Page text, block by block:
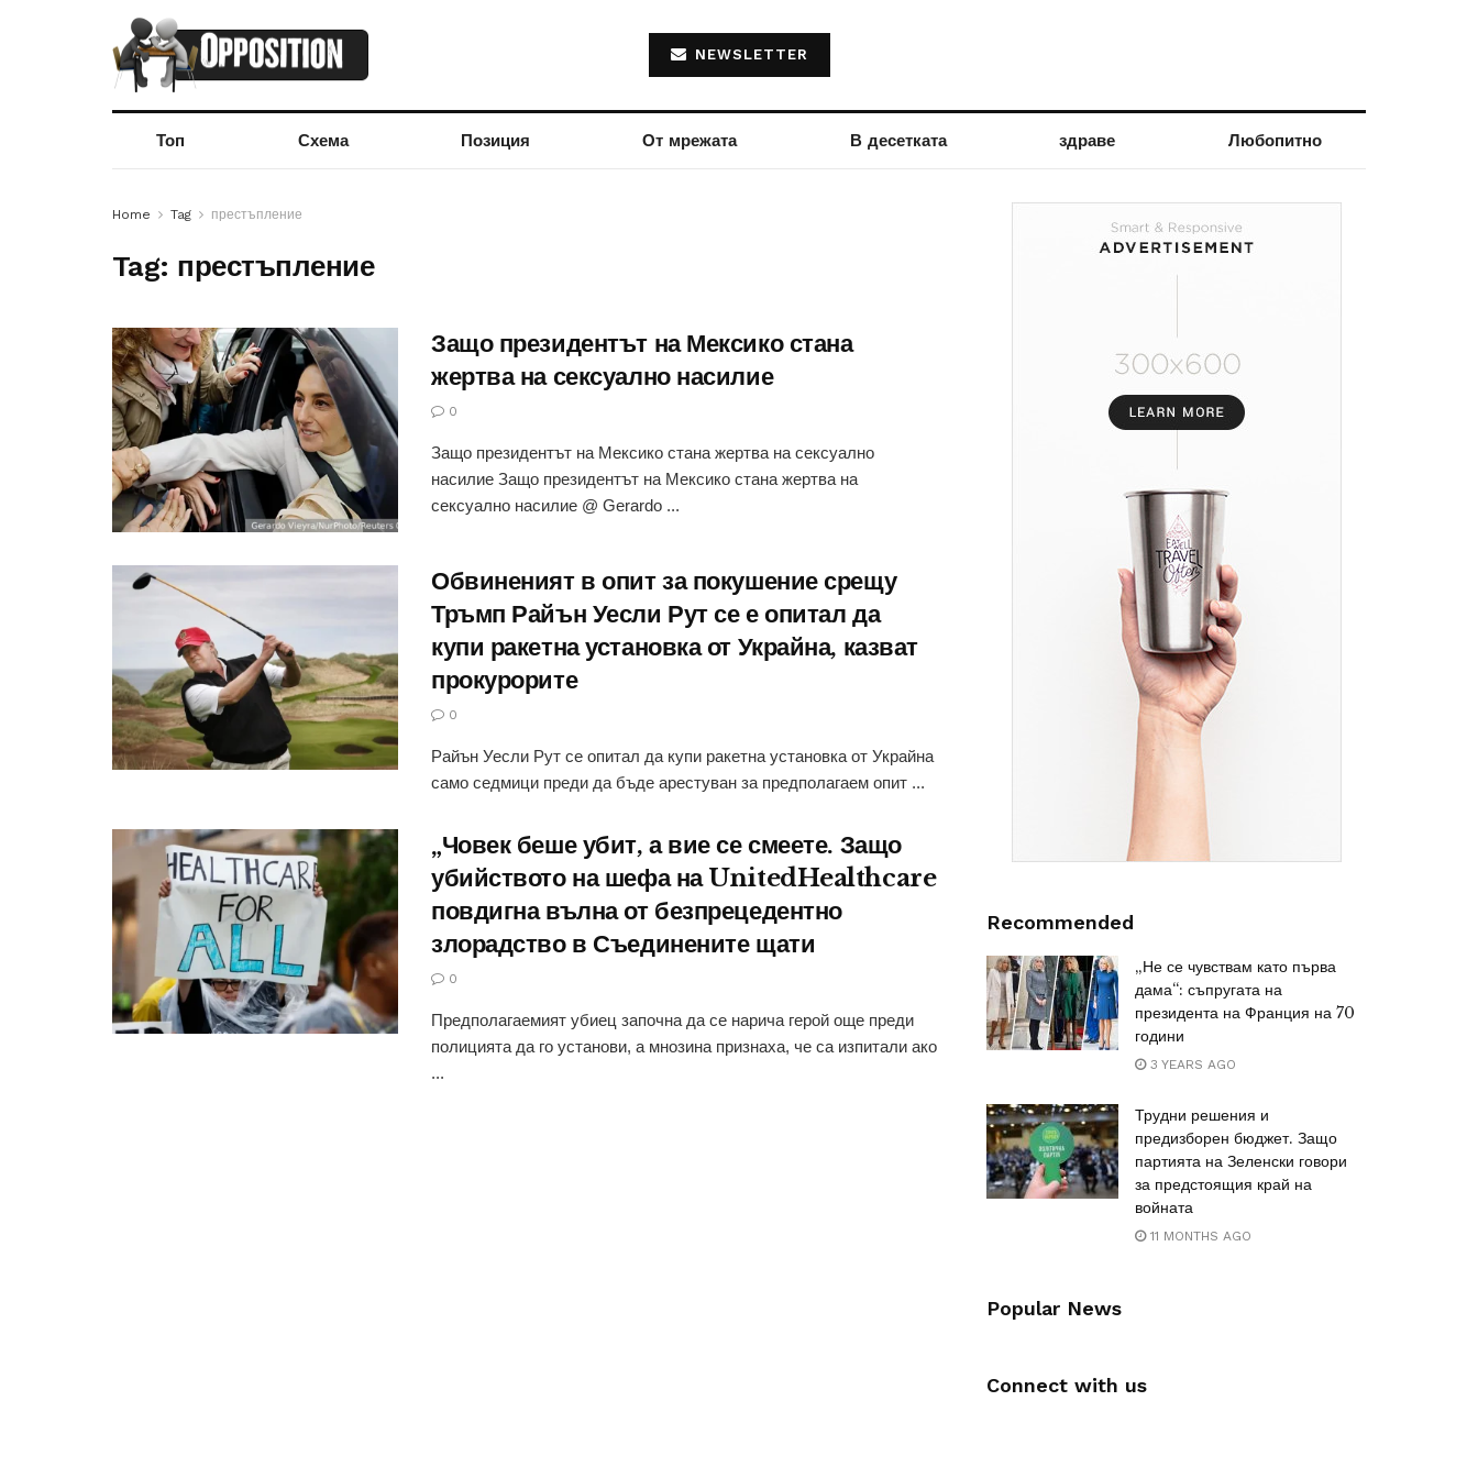
NEWSLETTER
Топ Схема Позиция От мрежата В десетката здраве Любопитно
Home Tag престъпление
Tag: престъпление
Защо президентът на Мексико стана
жертва на сексуално насилие
0
Защо президентът на Мексико стана жертва на сексуално
насилие Защо президентът на Мексико стана жертва на
сексуално насилие @ Gerardo ...
Обвиненият в опит за покушение срещу
Тръмп Райън Уесли Рут се е опитал да
купи ракетна установка от Украйна, казват
прокурорите
0
Райън Уесли Рут се опитал да купи ракетна установка от Украйна
само седмици преди да бъде арестуван за предполагаем опит ...
„Човек беше убит, а вие се смеете. Защо
убийството на шефа на UnitedHealthcare
повдигна вълна от безпрецедентно
злорадство в Съединените щати
0
Предполагаемият убиец започна да се нарича герой още преди
полицията да го установи, а мнозина признаха, че са изпитали ако
...
Recommended
„Не се чувствам като първа
дама“: съпругата на
президента на Франция на 70
години
3 YEARS AGO
Трудни решения и
предизборен бюджет. Защо
партията на Зеленски говори
за предстоящия край на
войната
11 MONTHS AGO
Popular News
Connect with us